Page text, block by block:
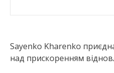
Sayenko Kharenko
над прискоренням